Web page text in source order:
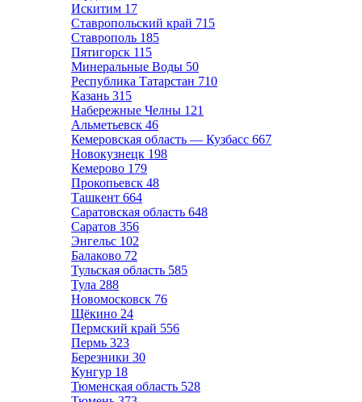
Искитим 17
Ставропольский край 715
Ставрополь 185
Пятигорск 115
Минеральные Воды 50
Республика Татарстан 710
Казань 315
Набережные Челны 121
Альметьевск 46
Кемеровская область — Кузбасс 667
Новокузнецк 198
Кемерово 179
Прокопьевск 48
Ташкент 664
Саратовская область 648
Саратов 356
Энгельс 102
Балаково 72
Тульская область 585
Тула 288
Новомосковск 76
Щёкино 24
Пермский край 556
Пермь 323
Березники 30
Кунгур 18
Тюменская область 528